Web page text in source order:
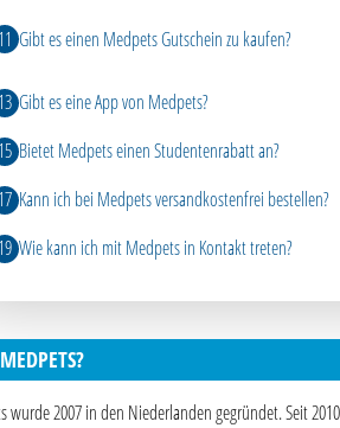
Gibt es einen Medpets Gutschein zu kaufen?
Gibt es eine App von Medpets?
Bietet Medpets einen Studentenrabatt an?
Kann ich bei Medpets versandkostenfrei bestellen?
Wie kann ich mit Medpets in Kontakt treten?
wurde 2007 in den Niederlanden gegründet. Seit